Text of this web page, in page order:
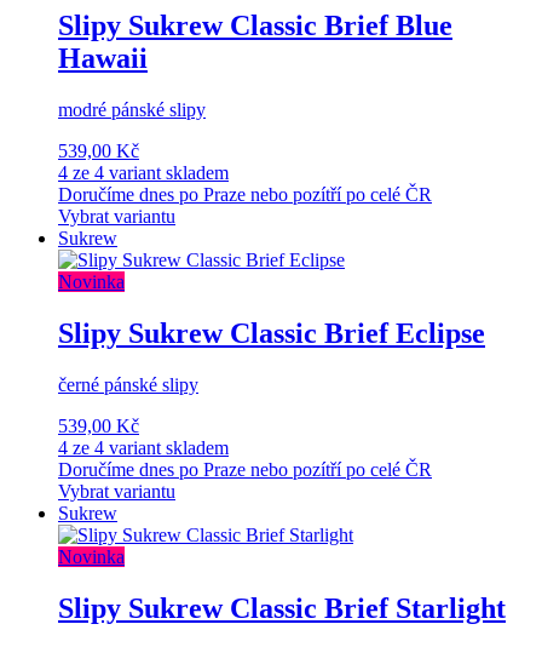
Slipy Sukrew Classic Brief Blue
Hawaii
modré pánské slipy
539,00 Kč
4 ze 4 variant skladem
Doručíme dnes po Praze nebo pozítří po celé ČR
Vybrat variantu
Sukrew
Novinka
Slipy Sukrew Classic Brief Eclipse
černé pánské slipy
539,00 Kč
4 ze 4 variant skladem
Doručíme dnes po Praze nebo pozítří po celé ČR
Vybrat variantu
Sukrew
Novinka
Slipy Sukrew Classic Brief Starlight